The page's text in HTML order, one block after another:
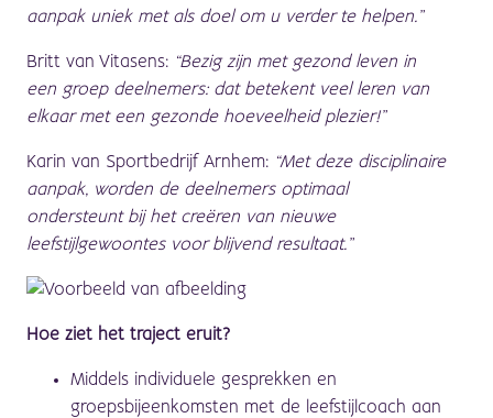
aanpak uniek met als doel om u verder te helpen.”
Brittvan Vitasens: “Bezig zijn met gezond leven in
een groep deelnemers: dat betekent veel leren van
elkaar met een gezonde hoeveelheid plezier!”
Karin van Sportbedrijf Arnhem: “Met deze disciplinaire
aanpak, worden de deelnemers optimaal
ondersteunt bij het creëren van nieuwe
leefstijlgewoontes voor blijvend resultaat.”
Hoe ziet het traject eruit?
Middels individuele gesprekken en
groepsbijeenkomsten met de leefstijlcoach aan